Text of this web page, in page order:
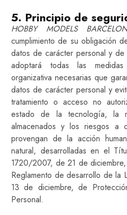
5. Principio de
HOBBY MODELS
cumplimiento de su obligación
datos de carácter personal y
adoptará todas las
organizativa necesarias que
datos de carácter personal y
tratamiento o acceso no
estado de la tecnología, la
almacenados y los riesgos a
provengan de la acción
natural, desarrolladas en el
1720/2007, de 21 de
Reglamento de desarrollo de la
13 de diciembre, de
Personal.